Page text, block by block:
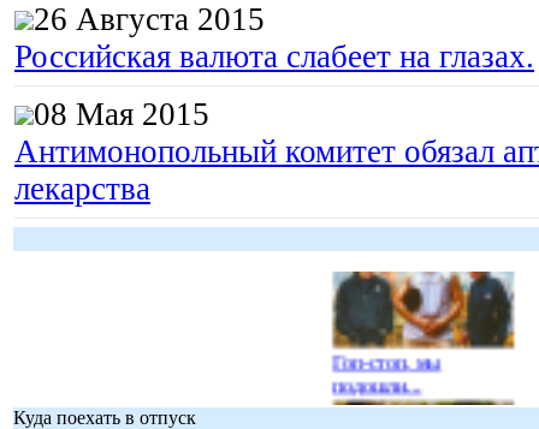
26 Августа 2015
Российская валюта слабеет на глазах.
08 Мая 2015
Антимонопольный комитет обязал
лекарства
Гоп-стоп, мы
подошли...
Куда поехать в отпуск